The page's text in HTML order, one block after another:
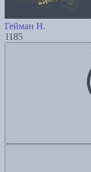
Гейман Н.
1185